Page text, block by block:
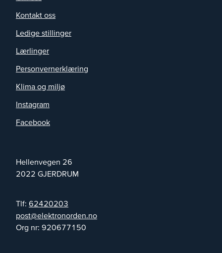
Hellenvegen 26
2022 GJERDRUM
Tlf: 62420203
on.nedronortkele@tsop
Org nr: 920677150
Kontakt oss
Ledige stillinger
Lærlinger
Personvernerklæring
Klima og miljø
Instagram
Facebook